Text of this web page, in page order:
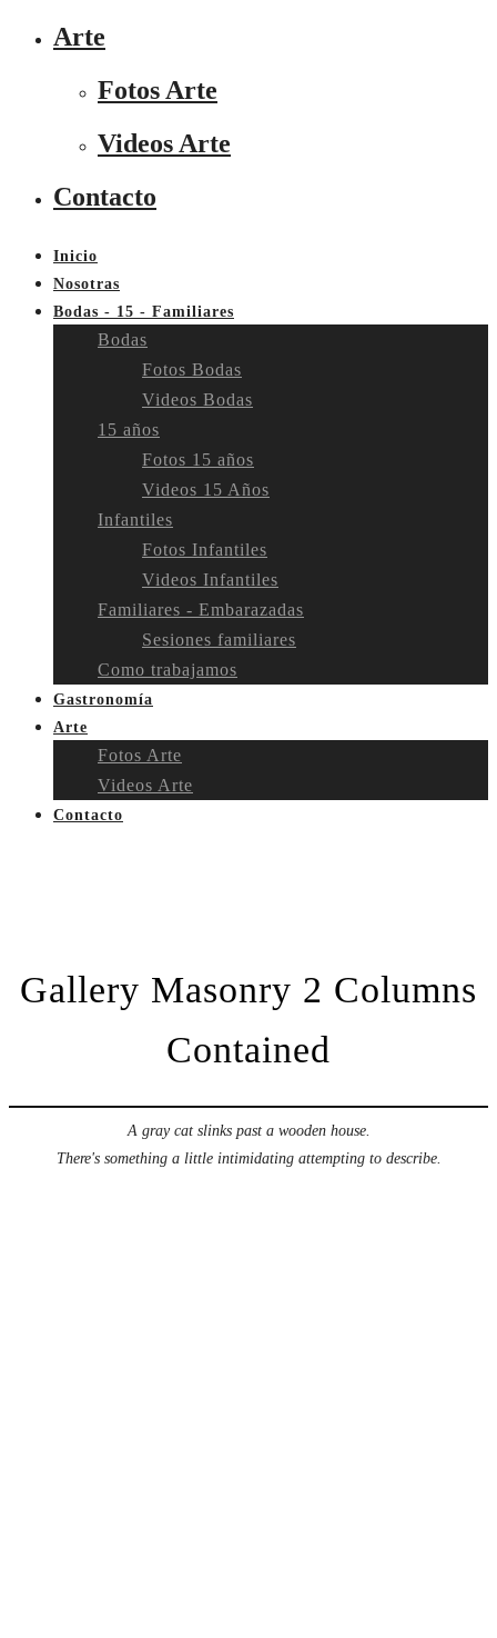
Arte
Fotos Arte
Videos Arte
Contacto
Inicio
Nosotras
Bodas - 15 - Familiares
Bodas
Fotos Bodas
Videos Bodas
15 años
Fotos 15 años
Videos 15 Años
Infantiles
Fotos Infantiles
Videos Infantiles
Familiares - Embarazadas
Sesiones familiares
Como trabajamos
Gastronomía
Arte
Fotos Arte
Videos Arte
Contacto
Gallery Masonry 2 Columns
Contained
A gray cat slinks past a wooden house.
There's something a little intimidating attempting to describe.